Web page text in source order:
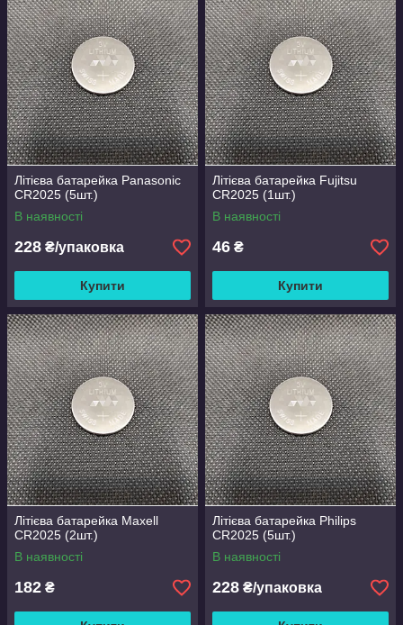
Літієва батарейка Panasonic
CR2025 (5шт.)
В наявності
228 ₴/упаковка
Купити
Літієва батарейка Fujitsu
CR2025 (1шт.)
В наявності
46 ₴
Купити
Літієва батарейка Maxell
CR2025 (2шт.)
В наявності
182 ₴
Літієва батарейка Philips
CR2025 (5шт.)
В наявності
228 ₴/упаковка